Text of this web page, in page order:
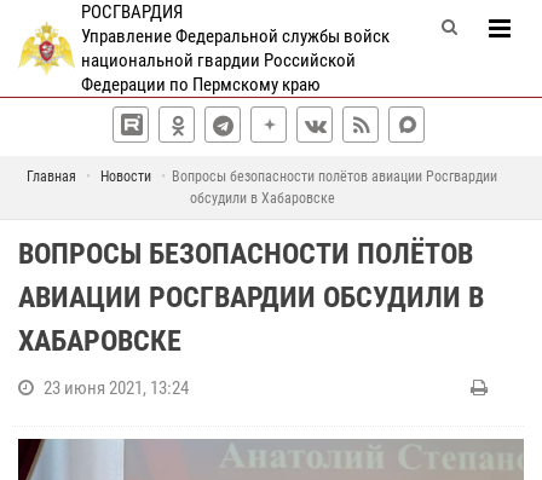
РОСГВАРДИЯ
Управление Федеральной службы войск
национальной гвардии Российской
Федерации по Пермскому краю
Главная Новости
Вопросы безопасности полётов авиации Росгвардии
обсудили в Хабаровске
ВОПРОСЫ БЕЗОПАСНОСТИ ПОЛЁТОВ
АВИАЦИИ РОСГВАРДИИ ОБСУДИЛИ В
ХАБАРОВСКЕ
23 июня 2021, 13:24